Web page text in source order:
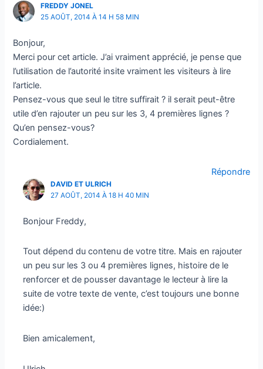
En soumettant ce formulaire, j'accepte que
en découler.
je veux mon cadeau !
FREDDY JONEL
25 AOÛT, 2014 À 14 H 58 MIN
Bonjour,
Merci pour cet article. J’ai vraiment apprécié, je pense que
l’utilisation de l’autorité insite vraiment les visiteurs à lire
l’article.
Pensez-vous que seul le titre suffirait ? il serait peut-être
utile d’en rajouter un peu sur les 3, 4 premières lignes ?
Qu’en pensez-vous?
Cordialement.
Répondre
DAVID ET ULRICH
27 AOÛT, 2014 À 18 H 40 MIN
Bonjour Freddy,
Tout dépend du contenu de votre titre. Mais en rajouter
un peu sur les 3 ou 4 premières lignes, histoire de le
renforcer et de pousser davantage le lecteur à lire la
suite de votre texte de vente, c’est toujours une bonne
idée:)
Bien amicalement,